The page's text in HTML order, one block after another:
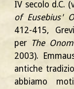
IV secolo d.C.
of Eusebius'
412-415,
per The
2003).
antiche
abbiamo